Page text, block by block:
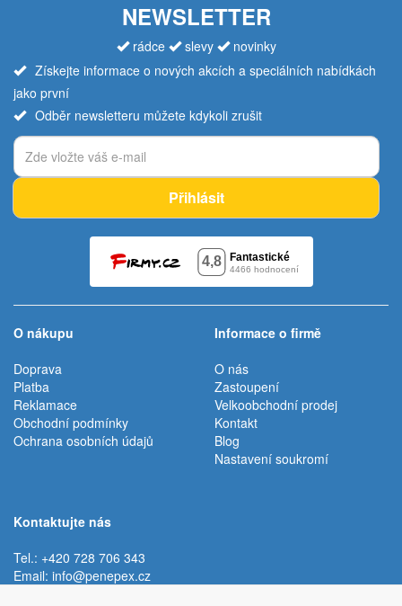
NEWSLETTER
rádce slevy
novinky
Získejte informace o nových akcích a speciálních nabídkách
jako první
Odběr newsletteru můžete kdykoli zrušit
Přihlásit
O nákupu
Doprava
Platba
Reklamace
Obchodní podmínky
Ochrana osobních údajů
Informace o firmě
O nás
Zastoupení
Velkoobchodní prodej
Kontakt
Blog
Nastavení soukromí
Kontaktujte nás
Tel.: +420 728 706 343
Email: info@penepex.cz